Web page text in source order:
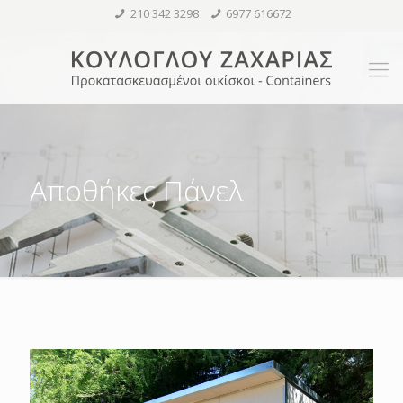
210 342 3298 6977 616672
Αποθήκες Πάνελ